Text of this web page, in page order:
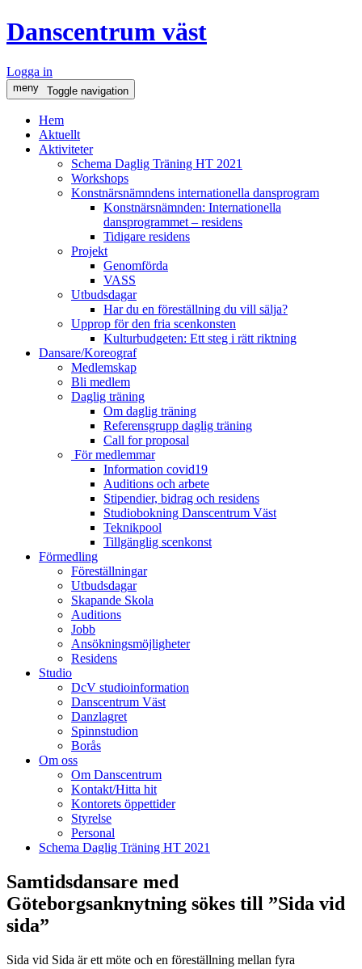
Danscentrum väst
Logga in
meny Toggle navigation
Hem
Aktuellt
Aktiviteter
Schema Daglig Träning HT 2021
Workshops
Konstnärsnämndens internationella dansprogram
Konstnärsnämnden: Internationella
dansprogrammet – residens
Tidigare residens
Projekt
Genomförda
VASS
Utbudsdagar
Har du en föreställning du vill sälja?
Upprop för den fria scenkonsten
Kulturbudgeten: Ett steg i rätt riktning
Dansare/Koreograf
Medlemskap
Bli medlem
Daglig träning
Om daglig träning
Referensgrupp daglig träning
Call for proposal
För medlemmar
Information covid19
Auditions och arbete
Stipendier, bidrag och residens
Studiobokning Danscentrum Väst
Teknikpool
Tillgänglig scenkonst
Förmedling
Föreställningar
Utbudsdagar
Skapande Skola
Auditions
Jobb
Ansökningsmöjligheter
Residens
Studio
DcV studioinformation
Danscentrum Väst
Danzlagret
Spinnstudion
Borås
Om oss
Om Danscentrum
Kontakt/Hitta hit
Kontorets öppettider
Styrelse
Personal
Schema Daglig Träning HT 2021
Samtidsdansare med
Göteborgsanknytning sökes till ”Sida vid
sida”
Sida vid Sida är ett möte och en föreställning mellan fyra